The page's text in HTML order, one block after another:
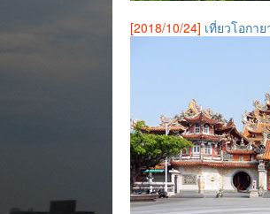
[2018/10/24] เที่ยวโอกา